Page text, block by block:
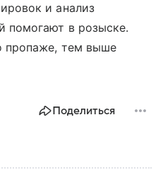
и анализ
помогают в розыске.
пропаже, тем выше
Поделиться